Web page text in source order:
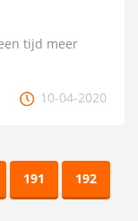
tijd meer
10-04-2020
191 192